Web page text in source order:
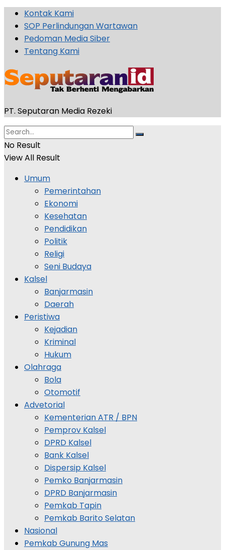
Kontak Kami
SOP Perlindungan Wartawan
Pedoman Media Siber
Tentang Kami
PT. Seputaran Media Rezeki
No Result
View All Result
Umum
Pemerintahan
Ekonomi
Kesehatan
Pendidikan
Politik
Religi
Seni Budaya
Kalsel
Banjarmasin
Daerah
Peristiwa
Kejadian
Kriminal
Hukum
Olahraga
Bola
Otomotif
Advetorial
Kementerian ATR / BPN
Pemprov Kalsel
DPRD Kalsel
Bank Kalsel
Dispersip Kalsel
Pemko Banjarmasin
DPRD Banjarmasin
Pemkab Tapin
Pemkab Barito Selatan
Nasional
Pemkab Gunung Mas